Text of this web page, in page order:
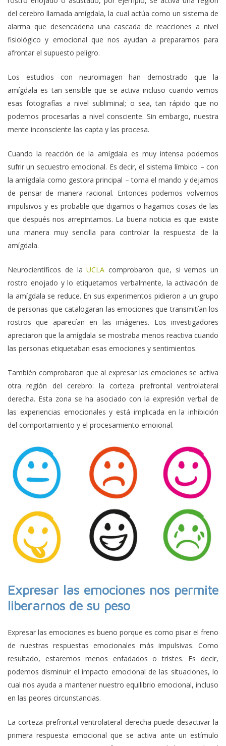
del cerebro llamada amígdala, la cual actúa como un sistema de
alarma que desencadena una cascada de reacciones a nivel
fisiológico y emocional que nos ayudan a prepararnos para
afrontar el supuesto peligro.
Los estudios con neuroimagen han demostrado que la
amígdala es tan sensible que se activa incluso cuando vemos
esas fotografías a nivel subliminal; o sea, tan rápido que no
podemos procesarlas a nivel consciente. Sin embargo, nuestra
mente inconsciente las capta y las procesa.
Cuando la reacción de la amígdala es muy intensa podemos
sufrir un secuestro emocional. Es decir, el sistema límbico – con
la amígdala como gestora principal – toma el mando y dejamos
de pensar de manera racional. Entonces podemos volvernos
impulsivos y es probable que digamos o hagamos cosas de las
que después nos arrepintamos. La buena noticia es que existe
una manera muy sencilla para controlar la respuesta de la
amígdala.
Neurocientíficos de laUCLA comprobaron que, si vemos un
rostro enojado y lo etiquetamos verbalmente, la activación de
la amígdala se reduce. En sus experimentos pidieron a un grupo
de personas que catalogaran las emociones que transmitían los
rostros que aparecían en las imágenes. Los investigadores
apreciaron que la amígdala se mostraba menos reactiva cuando
las personas etiquetaban esas emociones y sentimientos.
También comprobaron que al expresar las emociones se activa
otra región del cerebro: la corteza prefrontal ventrolateral
derecha. Esta zona se ha asociado con la expresión verbal de
las experiencias emocionales y está implicada en la inhibición
del comportamiento y el procesamiento emoional.
Expresar las emociones nos permite
liberarnos de su peso
Expresar las emociones es bueno porque es como pisar el freno
de nuestras respuestas emocionales más impulsivas. Como
resultado, estaremos menos enfadados o tristes. Es decir,
podemos disminuir el impacto emocional de las situaciones, lo
cual nos ayuda a mantener nuestro equilibrio emocional, incluso
en las peores circunstancias.
La corteza prefrontal ventrolateral derecha puede desactivar la
primera respuesta emocional que se activa ante un estímulo